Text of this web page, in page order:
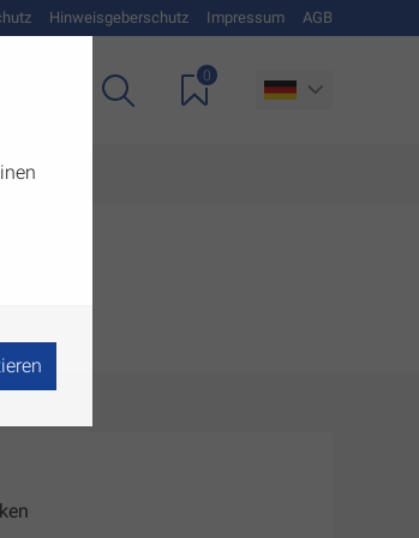
Hinweisgeberschutz Impressum AGB
0